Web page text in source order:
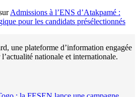
Admissions à l’ENS d’Atakpamé :
pour les candidats présélectionnés
une plateforme d’information engagée
nationale et internationale.